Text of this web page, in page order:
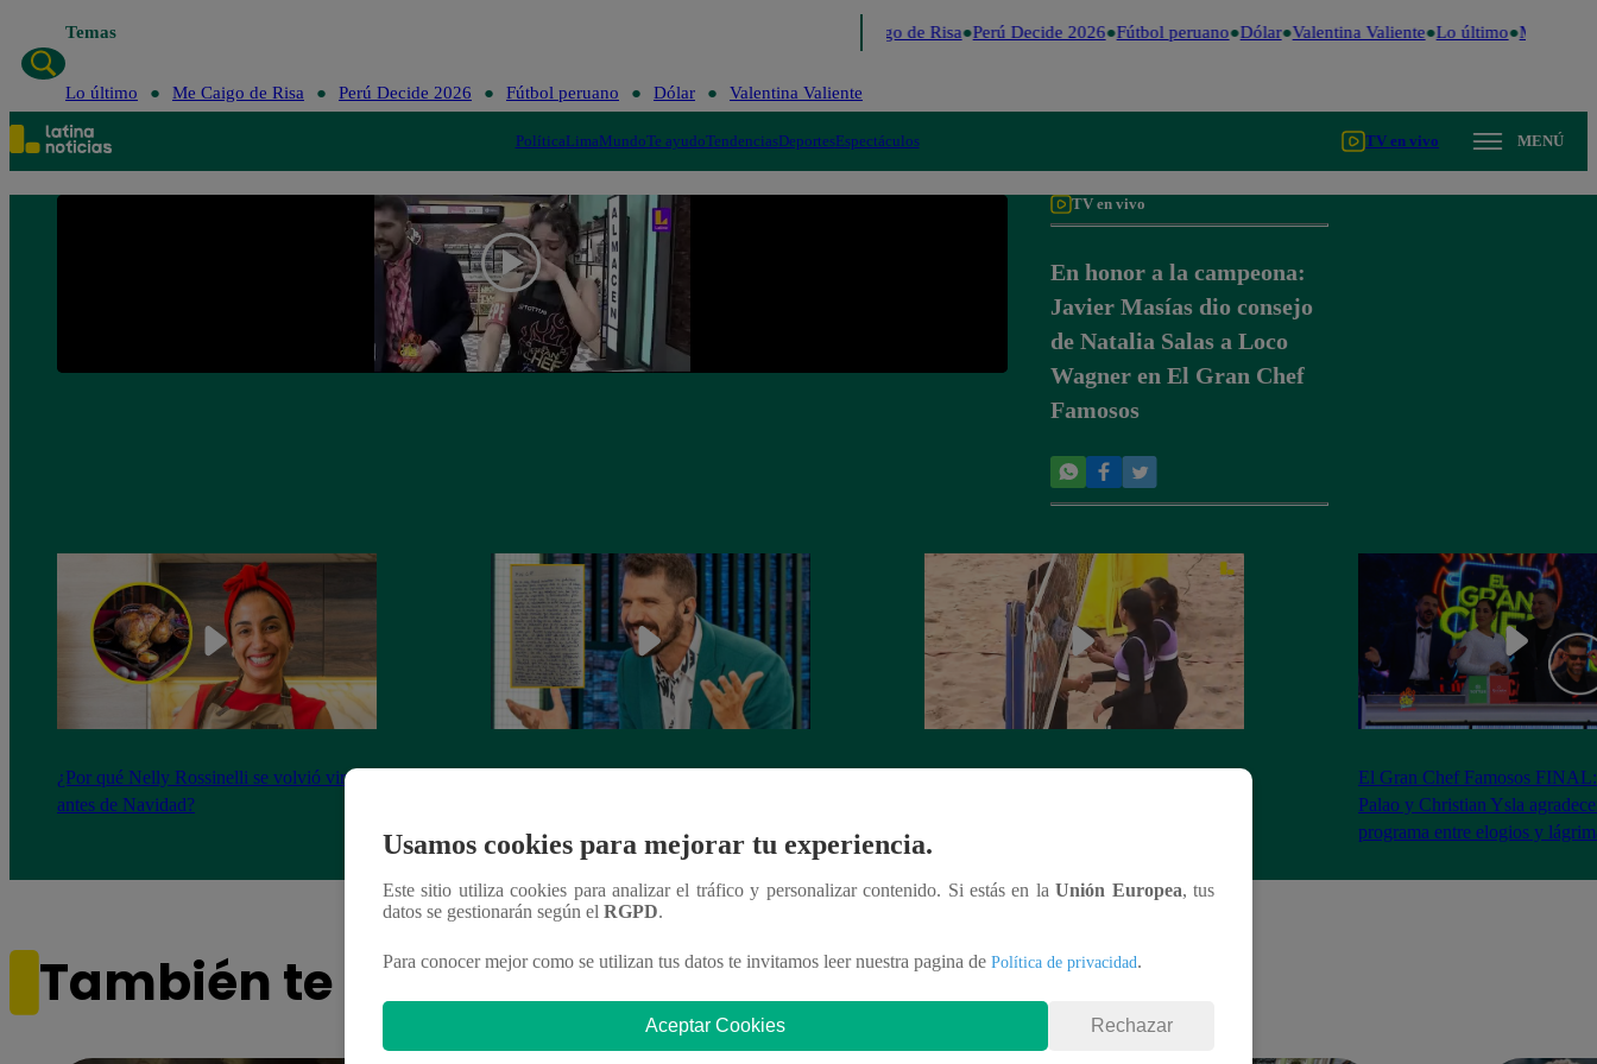
Temas Me Caigo de Risa Perú Decide 2026 Fútbol peruano Dólar Valentina Valiente Lo último Me Caigo
Lo último Me Caigo de Risa Perú Decide 2026 Fútbol peruano Dólar Valentina Valiente
PolíticaLimaMundoTe ayudoTendenciasDeportesEspectáculos TV en vivo MENÚ
TV en vivo
En honor a la campeona:
Javier Masías dio consejo
de Natalia Salas a Loco
Wagner en El Gran Chef
Famosos
¿Por qué Nelly Rossinelli se volvió viral
antes de Navidad?
El Gran Chef Famosos
Palao y Christian Ysla
programa entre elogios y
También te puede interesar
Usamos cookies para mejorar tu experiencia.
Este sitio utiliza cookies para analizar el tráfico y personalizar contenido. Si estás en laUnión Europea, tus
datos se gestionarán según el RGPD.
Para conocer mejor como se utilizan tus datos te invitamos leer nuestra pagina de Política de privacidad.
Aceptar Cookies Rechazar